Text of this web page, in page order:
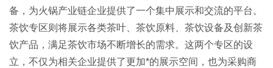
备，为火锅产业链企业提供了一个集中展示和交流的平台。
茶饮专区则将展示各类茶叶、茶饮原料、茶饮设备及创新茶
饮产品，满足茶饮市场不断增长的需求。这两个专区的设
立，不仅为相关企业提供了更加*的展示空间，也为采购商